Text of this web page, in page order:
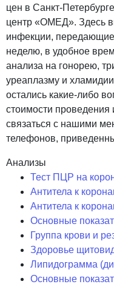
цен в Санкт-
центр «ОМЕД». Здесь
инфекции,
неделю, в удобное
анализа на гонорею,
уреаплазму и
остались какие-либо
стоимости
связаться с нашими
телефонов,
Анализы
Тест ПЦР на
Антитела к
Антитела к
Основные
Группа крови и
Здоровье
Липидограмма
Основные